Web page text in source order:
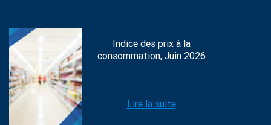
Indice des prix à la
consommation, Juin 2026
Lire la suite